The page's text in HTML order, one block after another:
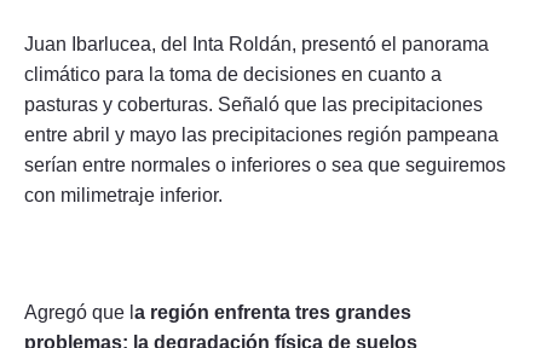
Juan Ibarlucea, del Inta Roldán, presentó el panorama
climático para la toma de decisiones en cuanto a
pasturas y coberturas. Señaló que las precipitaciones
entre abril y mayo las precipitaciones región pampeana
serían entre normales o inferiores o sea que seguiremos
con milimetraje inferior.
Agregó que l a región enfrenta tres grandes
problemas: la degradación física de suelos